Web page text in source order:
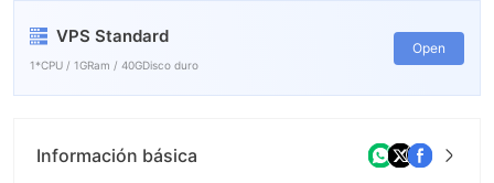
VPS Standard
1*CPU / 1GRam / 40GDisco duro
Open
Información básica